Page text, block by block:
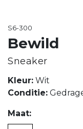
S6-300
Bewild
Sneaker
Kleur: Wit
Conditie:
Maat: